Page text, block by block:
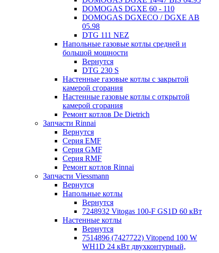
DOMOGAS DGXE 60 - 110
DOMOGAS DGXECO / DGXE AB
05.98
DTG 111 NEZ
Напольные газовые котлы средней и
большой мощности
Вернутся
DTG 230 S
Настенные газовые котлы с закрытой
камерой сгорания
Настенные газовые котлы с открытой
камерой сгорания
Ремонт котлов Dе Dietrich
Запчасти Rinnai
Вернутся
Серия EMF
Серия GMF
Серия RMF
Ремонт котлов Rinnai
Запчасти Viessmann
Вернутся
Напольные котлы
Вернутся
7248932 Vitogas 100-F GS1D 60 кВт
Настенные котлы
Вернутся
7514896 (7427722) Vitopend 100 W
WH1D 24 кВт двухконтурный,